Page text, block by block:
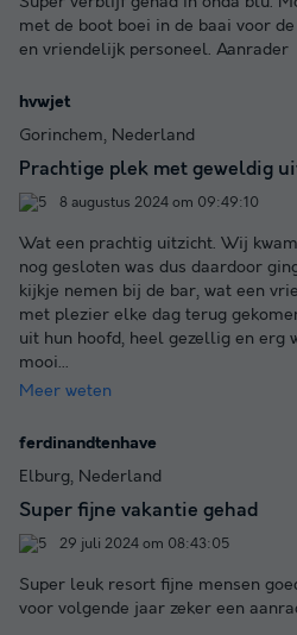
met de boot boei in de baai voor
en vriendelijk personeel. Aanrader
hvwjet
Gorinchem, Nederland
Prachtige plek met geweldig
8 augustus 2024 om 09:49:10
Wat een prachtig uitzicht. Wij
nog gesloten was dus daardoor
kijkje nemen bij de bar, wat een
met plezier elke dag terug
uit hun hoofd, heel gezellig en erg
mooi...
Meer weten
ferdinandtenhave
Elburg, Nederland
Super fijne vakantie gehad
29 juli 2024 om 08:43:05
Super leuk resort fijne mensen
voor volgende jaar zeker een